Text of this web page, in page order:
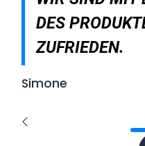
DES
ZUFRIEDEN.
Simone
Zurück